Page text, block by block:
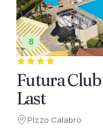
8
Futura
Last
Pizzo Calabro